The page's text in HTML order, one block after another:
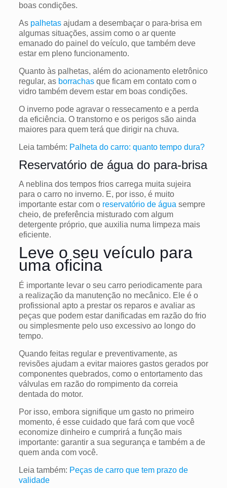
boas condições.
As palhetasajudam a desembaçar o para-brisa em
algumas situações, assim como o ar quente
emanado do painel do veículo, que também deve
estar em pleno funcionamento.
Quanto às palhetas, além do acionamento eletrônico
regular, as borrachasque ficam em contato com o
vidro também devem estar em boas condições.
O inverno pode agravar o ressecamento e a perda
da eficiência. O transtorno e os perigos são ainda
maiores para quem terá que dirigir na chuva.
Leia também: Palheta do carro: quanto tempo dura?
Reservatório de água do para-brisa
A neblina dos tempos frios carrega muita sujeira
para o carro no inverno. E, por isso, é muito
importante estar com o reservatório de água sempre
cheio, de preferência misturado com algum
detergente próprio, que auxilia numa limpeza mais
eficiente.
Leve o seu veículo para
uma oficina
É importante levar o seu carro periodicamente para
a realização da manutenção no mecânico. Ele é o
profissional apto a prestar os reparos e avaliar as
peças que podem estar danificadas em razão do frio
ou simplesmente pelo uso excessivo ao longo do
tempo.
Quando feitas regular e preventivamente, as
revisões ajudam a evitar maiores gastos gerados por
componentes quebrados, como o entortamento das
válvulas em razão do rompimento da correia
dentada do motor.
Por isso, embora signifique um gasto no primeiro
momento, é esse cuidado que fará com que você
economize dinheiro e cumprirá a função mais
importante: garantir a sua segurança e também a de
quem anda com você.
Leia também: Peças de carro que tem prazo de
validade